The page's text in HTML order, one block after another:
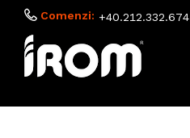
Comenzi: +40.212.332.674